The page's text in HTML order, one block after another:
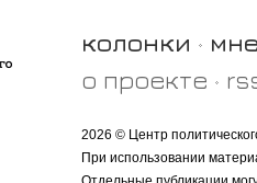
колонки
о проекте
2026 © Центр
При использовании